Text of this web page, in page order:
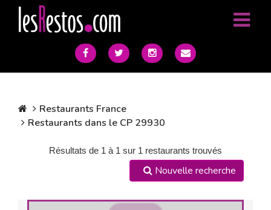
Restaurants France
Restaurants dans le CP 29930
Résultats de 1 à 1 sur 1 restaurants trouvés
Nouvelle recherche